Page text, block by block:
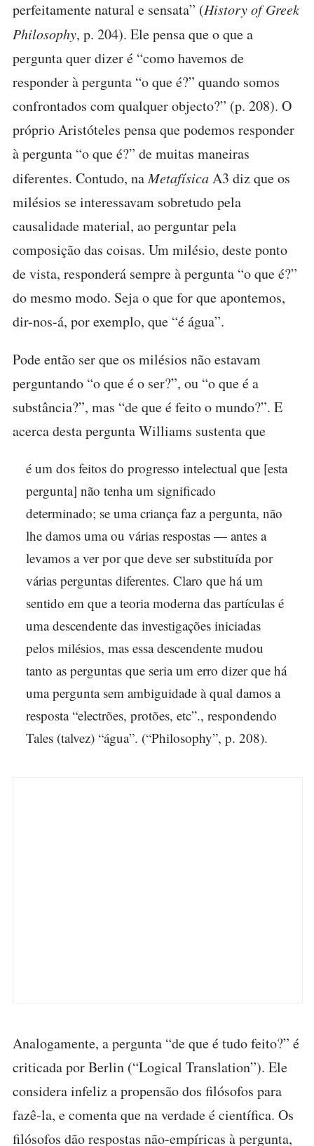
perfeitamente natural e sensata” (History of Greek
Philosophy, p. 204). Ele pensa que o que a
pergunta quer dizer é “como havemos de
responder à pergunta “o que é?” quando somos
confrontados com qualquer objecto?” (p. 208). O
próprio Aristóteles pensa que podemos responder
à pergunta “o que é?” de muitas maneiras
diferentes. Contudo, naMetafísicaA3 diz que os
milésios se interessavam sobretudo pela
causalidade material, ao perguntar pela
composição das coisas. Um milésio, deste ponto
de vista, responderá sempre à pergunta “o que é?”
do mesmo modo. Seja o que for que apontemos,
dir-nos-á, por exemplo, que “é água”.
Pode então ser que os milésios não estavam
perguntando “o que é o ser?”, ou “o que é a
substância?”, mas “de que é feito o mundo?”. E
acerca desta pergunta Williams sustenta que
é um dos feitos do progresso intelectual que [esta
pergunta] não tenha um significado
determinado; se uma criança faz a pergunta, não
lhe damos uma ou várias respostas — antes a
levamos a ver por que deve ser substituída por
várias perguntas diferentes. Claro que há um
sentido em que a teoria moderna das partículas é
uma descendente das investigações iniciadas
pelos milésios, mas essa descendente mudou
tanto as perguntas que seria um erro dizer que há
uma pergunta sem ambiguidade à qual damos a
resposta “electrões, protões, etc”., respondendo
Tales (talvez) “água”. (“Philosophy”, p. 208).
Analogamente, a pergunta “de que é tudo feito?” é
criticada por Berlin (“Logical Translation”). Ele
considera infeliz a propensão dos filósofos para
fazê-la, e comenta que na verdade é científica. Os
filósofos dão respostas não-empíricas à pergunta,